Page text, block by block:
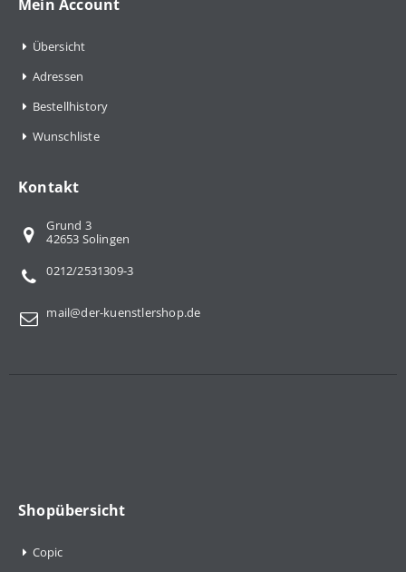
Mein Account
Übersicht
Adressen
Bestellhistory
Wunschliste
Kontakt
Grund 3
42653 Solingen
0212/2531309-3
mail@der-kuenstlershop.de
Shopübersicht
Copic